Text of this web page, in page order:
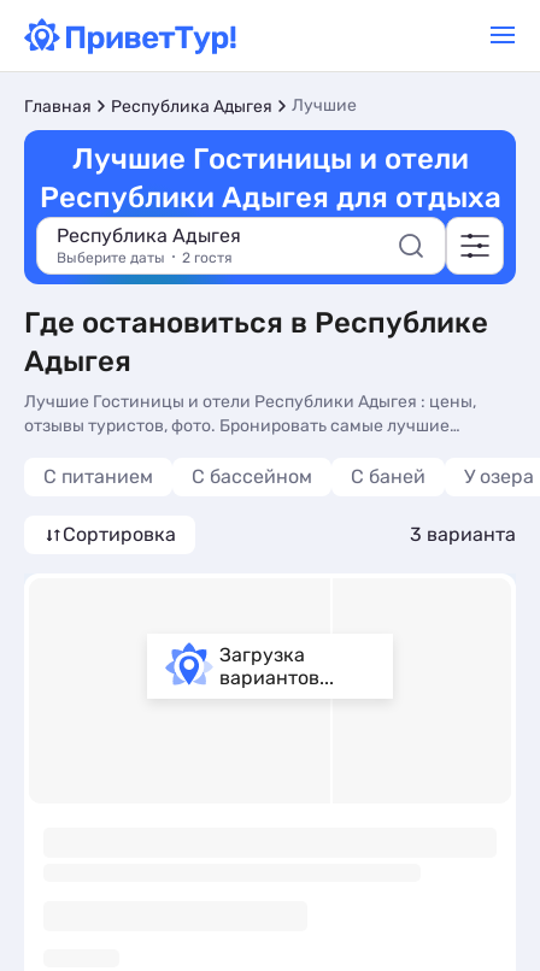
Главная Республика Адыгея Лучшие
Лучшие Гостиницы и отели
Республики Адыгея для отдыха
Республика Адыгея
Выберите даты 2 гостя
Где остановиться в Республике
Адыгея
Лучшие Гостиницы и отели Республики Адыгея : цены,
отзывы туристов, фото. Бронировать самые лучшие
посредников.
С питанием С бассейном С баней У озера
Сортировка 3 варианта
Загрузка
вариантов...